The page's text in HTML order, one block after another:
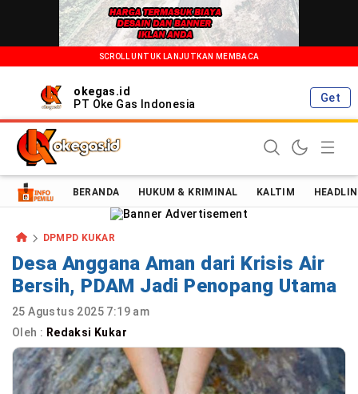
SCROLL UNTUK LANJUTKAN MEMBACA
okegas.id
PT Oke Gas Indonesia
Get
Oke Gas Indonesia | Energi Positif Informasi Terkini!
BERANDA HUKUM & KRIMINAL KALTIM
DPMPD KUKAR
Desa Anggana Aman dari Krisis Air
Bersih, PDAM Jadi Penopang Utama
25 Agustus 2025 7:19 am
Oleh : Redaksi Kukar